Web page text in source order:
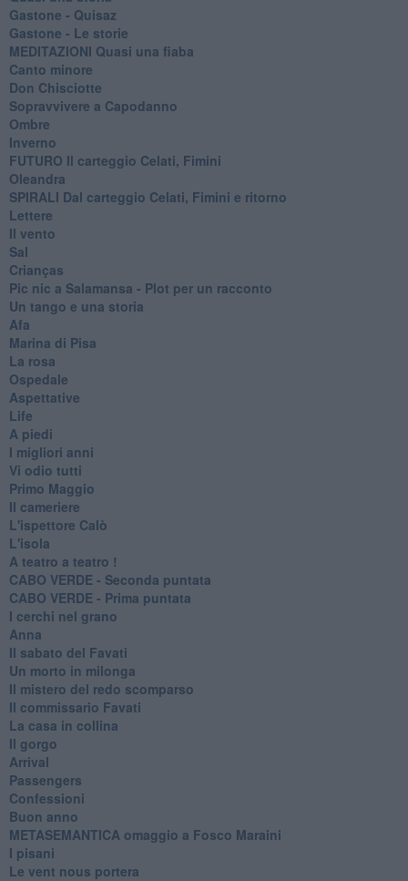
Gastone - Quisaz
Gastone - Le storie
MEDITAZIONI Quasi una fiaba
Canto minore
Don Chisciotte
Sopravvivere a Capodanno
Ombre
Inverno
FUTURO Il carteggio Celati, Fimini
Oleandra
SPIRALI Dal carteggio Celati, Fimini e ritorno
Lettere
Il vento
Sal
Crianças
Pic nic a Salamansa - Plot per un racconto
Un tango e una storia
Afa
Marina di Pisa
La rosa
Ospedale
Aspettative
Life
A piedi
I migliori anni
Vi odio tutti
Primo Maggio
Il cameriere
L'ispettore Calò
L'isola
A teatro a teatro !
CABO VERDE - Seconda puntata
CABO VERDE - Prima puntata
I cerchi nel grano
Anna
Il sabato del Favati
Un morto in milonga
Il mistero del redo scomparso
Il commissario Favati
La casa in collina
Il gorgo
Arrival
Passengers
Confessioni
Buon anno
METASEMANTICA omaggio a Fosco Maraini
I pisani
Le vent nous portera